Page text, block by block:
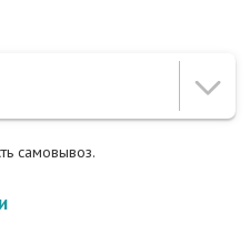
самовывоз.